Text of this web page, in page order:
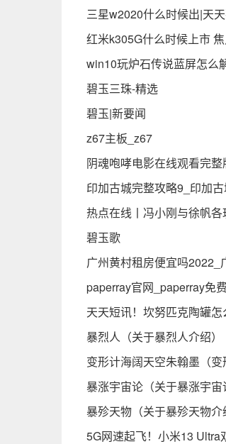
三星w2020什么时候出|天
红米k305G什么时候上市
win10玩炉石传说蓝屏怎么
碧玉三珠-精选
碧玉|新要闻
z67主板_z67
阴魂咆哮电影在线观看完
印加古城完整攻略9_印加
热点在线丨冯小刚与徐帆
碧玉歌
广州黄村租房便宜吗2022_
paperray官网_paperray免
天天短讯！坎努匹克陶罐怎
暴烈人（关于暴烈人介绍）
变形计海阔天空朱翰墨（
暴涨宇宙论（关于暴涨宇宙
暴殄天物（关于暴殄天物介
5G网速起飞！小米13